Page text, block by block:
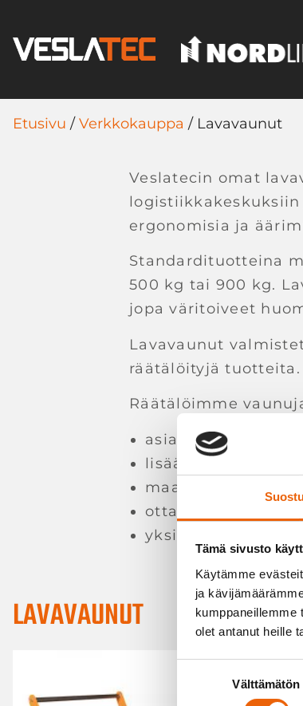
Tämä sivusto
Käytämme
ja
kumppaneillemme
olet antanut heille
Välttämätön
Etusivu / Verkkokauppa / Lavavaunut
Veslatecin omat
ergonomisia ja
Standardituotteina
500 kg tai 900 kg.
jopa väritoiveet
Lavavaunut
räätälöityjä tuotteita.
Räätälöimme
asiakkaan mittojen
lisäämällä
maalaamalla
ottamalla
yksilöintikilvet
LAVAVAUNUT